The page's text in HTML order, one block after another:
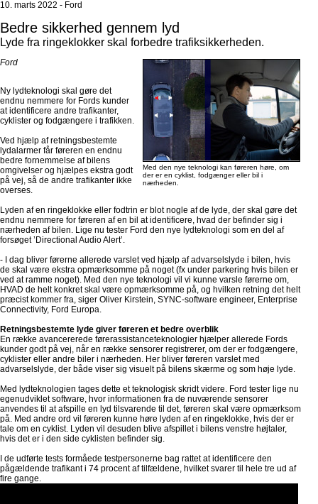
10. marts 2022 - Ford
Bedre sikkerhed gennem lyd
Lyde fra ringeklokker skal forbedre trafiksikkerheden.
Med den nye teknologi kan føreren høre, om
der er en cyklist, fodgænger eller bil i
nærheden.
Ford
Ny lydteknologi skal gøre det
endnu nemmere for Fords kunder
at identificere andre trafikanter,
cyklister og fodgængere i trafikken.
Ved hjælp af retningsbestemte
lydalarmer får føreren en endnu
bedre fornemmelse af bilens
omgivelser og hjælpes ekstra godt
på vej, så de andre trafikanter ikke
overses.
Lyden af en ringeklokke eller fodtrin er blot nogle af de lyde, der skal gøre det
endnu nemmere for føreren af en bil at identificere, hvad der befinder sig i
nærheden af bilen. Lige nu tester Ford den nye lydteknologi som en del af
forsøget ’Directional Audio Alert’.
- I dag bliver førerne allerede varslet ved hjælp af advarselslyde i bilen, hvis
de skal være ekstra opmærksomme på noget (fx under parkering hvis bilen er
ved at ramme noget). Med den nye teknologi vil vi kunne varsle førerne om,
HVAD de helt konkret skal være opmærksomme på, og hvilken retning det helt
præcist kommer fra, siger Oliver Kirstein, SYNC-software engineer, Enterprise
Connectivity, Ford Europa.
Retningsbestemte lyde giver føreren et bedre overblik
En række avancererede førerassistanceteknologier hjælper allerede Fords
kunder godt på vej, når en række sensorer registrerer, om der er fodgængere,
cyklister eller andre biler i nærheden. Her bliver føreren varslet med
advarselslyde, der både viser sig visuelt på bilens skærme og som høje lyde.
Med lydteknologien tages dette et teknologisk skridt videre. Ford tester lige nu
egenudviklet software, hvor informationen fra de nuværende sensorer
anvendes til at afspille en lyd tilsvarende til det, føreren skal være opmærksom
på. Med andre ord vil føreren kunne høre lyden af en ringeklokke, hvis der er
tale om en cyklist. Lyden vil desuden blive afspillet i bilens venstre højtaler,
hvis det er i den side cyklisten befinder sig.
I de udførte tests formåede testpersonerne bag rattet at identificere den
pågældende trafikant i 74 procent af tilfældene, hvilket svarer til hele tre ud af
fire gange.